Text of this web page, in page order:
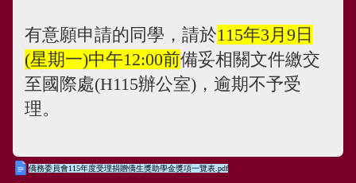
有意願申請的同學，請於115年3月9日
(星期一)中午12:00前備妥相關文件繳交
至國際處(H115辦公室)，逾期不予受
理。
僑務委員會115年度受理捐贈僑生獎助學金獎項一覽表.pdf